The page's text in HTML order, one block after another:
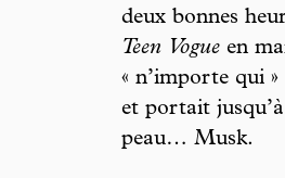
deux bonnes
Teen Vogue en
« n’importe qui
et portait
peau… Musk.